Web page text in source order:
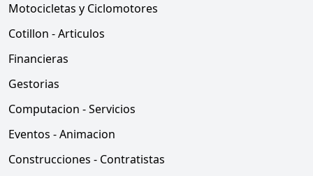
Motocicletas y Ciclomotores
Cotillon - Articulos
Financieras
Gestorias
Computacion - Servicios
Eventos - Animacion
Construcciones - Contratistas